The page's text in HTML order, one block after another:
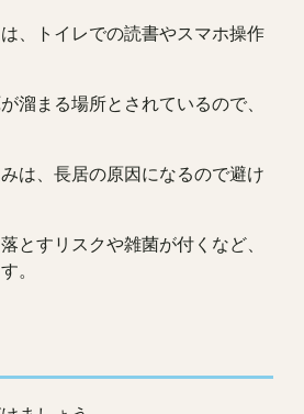
、トイレでの読書やスマホ操作
溜まる場所とされているので、
は、長居の原因になるので避け
とすリスクや雑菌が付くなど、
。